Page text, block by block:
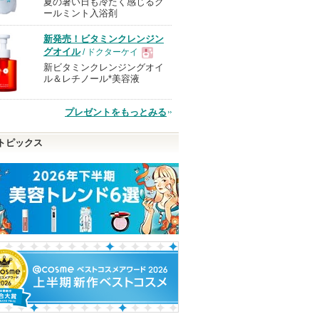
現
品
ールミント入浴剤
新発売！ビタミンクレンジン
グオイル/ ドクターケイ
現
品
新ビタミンクレンジングオイ
ル＆レチノール*美容液
プレゼントをもっとみる
ピックス